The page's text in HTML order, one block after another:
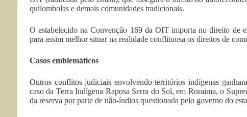
quilombolas e demais comunidades tradicionais.
O estabelecido na Convenção 169 da OIT importa no direito de
para assim melhor situar na realidade conflituosa os direitos de
Casos emblemáticos
Outros conflitos judiciais envolvendo territórios indígenas
caso da Terra Indígena Raposa Serra do Sol, em Roraima, o
da reserva por parte de não-índios questionada pelo governo do